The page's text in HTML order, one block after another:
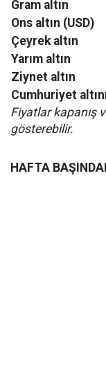
Gram altın
Ons altın (USD)
Çeyrek altın
Yarım altın
Ziynet altın
Cumhuriyet
Fiyatlar kapanış
gösterebilir.
HAFTA